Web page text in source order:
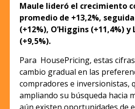
Maule lideró el crecimiento
promedio de +13,2%,
(+12%), O’Higgins (+11,4%) y
(+9,5%).
Para HousePricing, estas
cambio gradual en las
compradores e inversionistas,
ampliando su búsqueda hacia